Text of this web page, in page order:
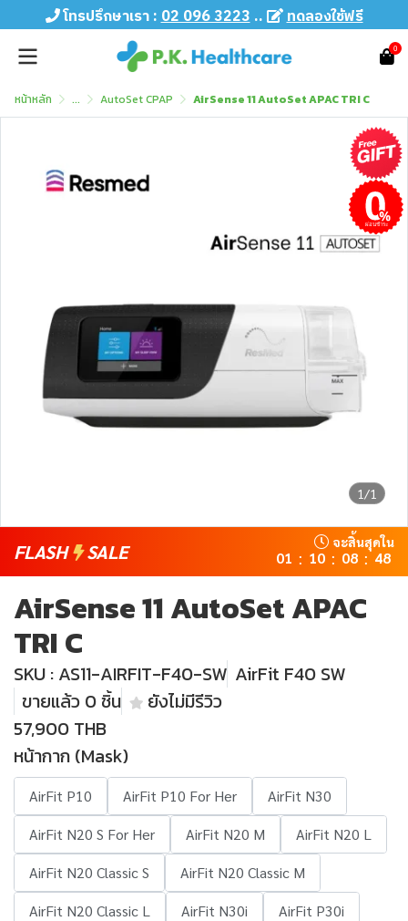
โทรปรึกษาเรา :02 096 3223.. ทดลองใช้ฟรี
0
หน้าหลัก ... AutoSet CPAP AirSense 11 AutoSet APAC TRI C
1/1
ผ่อนชำระ
FLASH SALE จะสิ้นสุดใน
01 : 10 : 08 : 48
AirSense 11 AutoSet APAC
TRI C
SKU : AS11-AIRFIT-F40-SW AirFit F40 SW
ขายแล้ว 0 ชิ้น
ยังไม่มีรีวิว
57,900 THB
หน้ากาก (Mask)
AirFit P10 AirFit P10 For Her
AirFit N30
AirFit N20 S For Her
AirFit N20 M
AirFit N20 L
AirFit N20 Classic S
AirFit N20 Classic M
AirFit N20 Classic L
AirFit N30i
AirFit P30i